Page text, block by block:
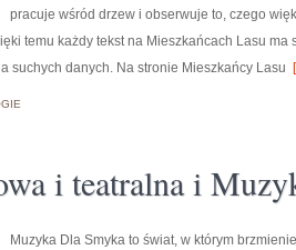
pracuje wśród drzew i obserwuje to, czego
temu każdy tekst na Mieszkańcach Lasu ma
suchych danych. Na stronie Mieszkańcy Lasu
i teatralna i
Muzyka Dla Smyka to świat, w którym